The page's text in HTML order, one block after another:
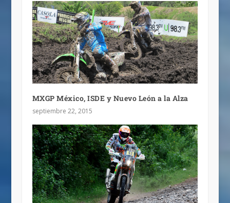
MXGP México, ISDE y Nuevo León a la Alza
septiembre 22, 2015